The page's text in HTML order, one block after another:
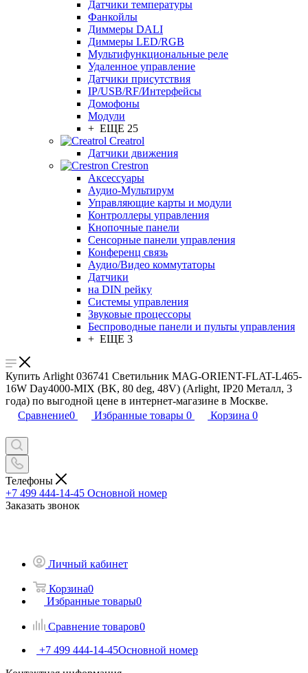
Датчики температуры
Фанкойлы
Диммеры DALI
Диммеры LED/RGB
Мультифункциональные реле
Удаленное управление
Датчики присутствия
IP/USB/RF/Интерфейсы
Домофоны
Модули
+ ЕЩЕ 25
Creatrol
Датчики движения
Crestron
Аксессуары
Аудио-Мультирум
Управляющие карты и модули
Контроллеры управления
Кнопочные панели
Сенсорные панели управления
Конференц связь
Аудио/Видео коммутаторы
Датчики
на DIN рейку
Системы управления
Звуковые процессоры
Беспроводные панели и пульты управления
+ ЕЩЕ 3
Купить Arlight 036741 Светильник MAG-ORIENT-FLAT-L465-
16W Day4000-MIX (BK, 80 deg, 48V) (Arlight, IP20 Металл, 3
года) по выгодной цене в интернет-магазине в Москве.
Сравнение0 Избранные товары 0 Корзина 0
Телефоны
+7 499 444-14-45 Основной номер
Заказать звонок
Личный кабинет
Корзина0
Избранные товары0
Сравнение товаров0
+7 499 444-14-45Основной номер